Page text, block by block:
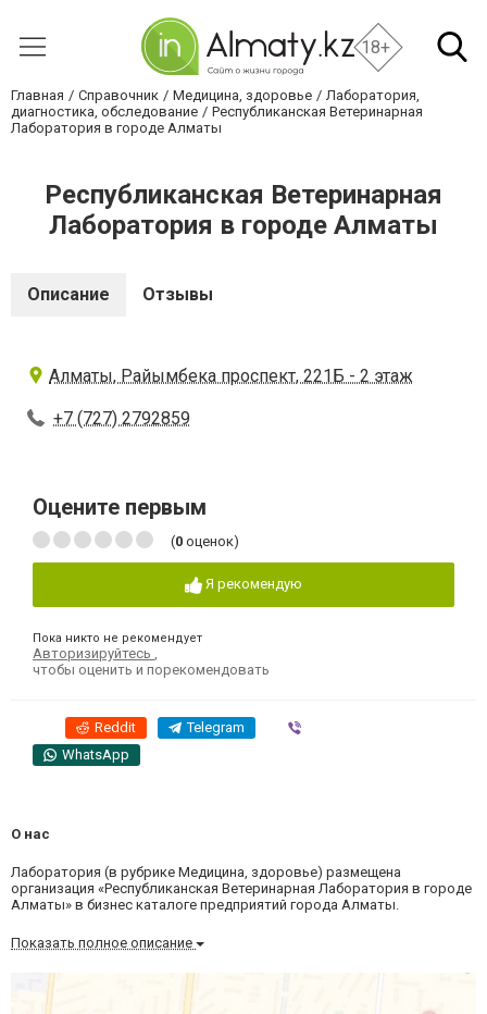
18+
Главная Справочник Медицина, здоровье
Лаборатория,
диагностика, обследование
Республиканская Ветеринарная
Лаборатория в городе Алматы
Республиканская Ветеринарная
Лаборатория в городе Алматы
Описание Отзывы
Алматы, Райымбека проспект, 221Б - 2 этаж
+7 (727) 2792859
Оцените первым
(0 оценок)
Я рекомендую
Пока никто не рекомендует
Авторизируйтесь
чтобы оценить и порекомендовать
Reddit Telegram
WhatsApp
О нас
Лаборатория (в рубрике Медицина, здоровье) размещена
организация «Республиканская Ветеринарная Лаборатория в городе
Алматы» в бизнес каталоге предприятий города Алматы.
Показать полное описание